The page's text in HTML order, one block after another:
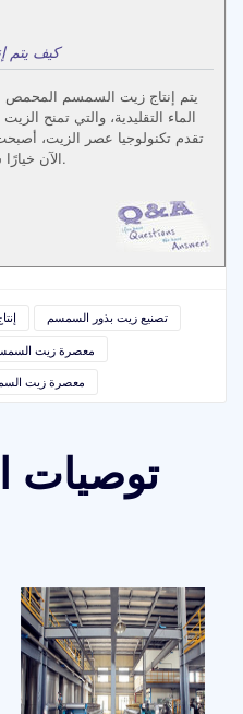
كيف يتم
يتم إنتاج زيت السمسم المحمص
الماء التقليدية، والتي تمنح
تقدم تكنولوجيا عصر الزيت،
الآن خيارًا شائعًا لإنتاج زيت السمسم.
تصنيع زيت بذور السمسم
معصرة زيت
معصرة زيت
توصيات